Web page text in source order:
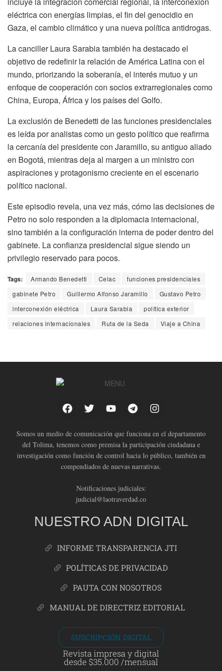
eléctrica con energías limpias, el fin del genocidio en
Gaza, el cambio climático y una nueva política antidrogas.
La canciller Laura Sarabia también ha destacado el
objetivo de redefinir la relación de América Latina con el
mundo, priorizando la soberanía, el interés mutuo y un
enfoque de cooperación con socios extrarregionales como
China, Europa, África y los países del Golfo.
La exclusión de Benedetti de las funciones presidenciales
es leída por analistas como un gesto político que reafirma
la cercanía del presidente con Jaramillo, su antiguo aliado
en Bogotá, mientras deja al margen a un ministro con
aspiraciones y protagonismo creciente en el escenario
político nacional.
Este episodio revela, una vez más, cómo las decisiones de
Petro no solo responden a la diplomacia internacional,
sino también a la configuración interna de poder dentro del
gabinete. La confianza presidencial sigue siendo un
privilegio reservado para pocos.
Tags: Armando Benedetti Celac
funciones presidenciales
gabinete Petro
Guillermo Alfonso Jaramillo
Gustavo Petro
interconexión eléctrica
Laura Sarabia
política exterior
relaciones internacionales
Ruta de la Seda Viaje a China
Somos un medio de comunicación que funciona en el departamento
del Tolima, tenemos como premisa la participación ciudadana e
investigación como función de control hacia lo público, también en
compendiados de nuevas narrativas.
Notificaciones judiciales:
judicial@laotraverdad.co
NUESTRO ADN DIGITAL
INFORME TRANSPARENCIA JTI
POLÍTICAS DE PRIVACIDAD
PAUTA CON NOSOTROS
MANUAL DE DIRECTRIZ EDITORIAL
SUSCRIPCIÓN DIGITAL
Revista impresa y digital
desde $35.000 /mensual